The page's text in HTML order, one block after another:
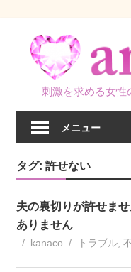
刺激を求める女性
メニュー
タグ: 許せない
夫の裏切りが許せま
ありません
kanaco トラブル,